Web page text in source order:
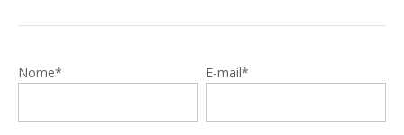
Nome* E-mail*